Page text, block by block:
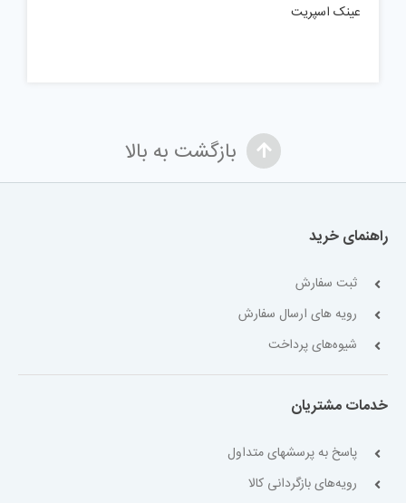
عینک اسپریت
بازگشت به بالا
راهنمای خرید
ثبت سفارش
رویه های ارسال سفارش
شیوه‌های پرداخت
خدمات مشتریان
پاسخ به پرسشهای متداول
رویه‌های بازگردانی کالا